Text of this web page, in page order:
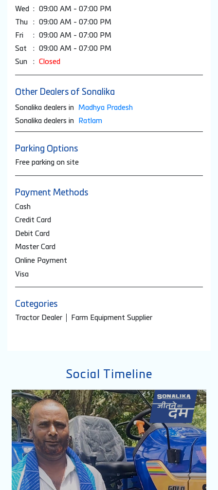
Wed
09:00 AM - 07:00 PM
Thu
09:00 AM - 07:00 PM
Fri
09:00 AM - 07:00 PM
Sat
09:00 AM - 07:00 PM
Sun
Closed
Other Dealers of Sonalika
Sonalika dealers in
Madhya Pradesh
Sonalika dealers in
Ratlam
Parking Options
Free parking on site
Payment Methods
Cash
Credit Card
Debit Card
Master Card
Online Payment
Visa
Categories
Tractor Dealer Farm Equipment Supplier
Social Timeline